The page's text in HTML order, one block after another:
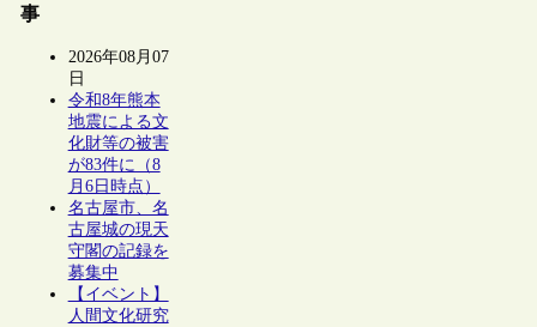
事
2026年08月07
日
令和8年熊本
地震による文
化財等の被害
が83件に（8
月6日時点）
名古屋市、名
古屋城の現天
守閣の記録を
募集中
【イベント】
人間文化研究